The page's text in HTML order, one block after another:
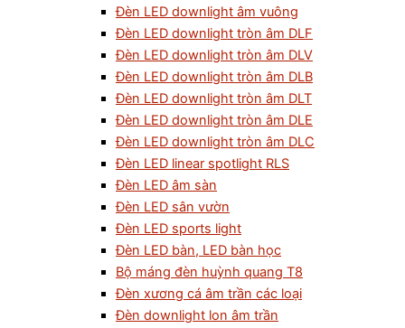
Đèn LED downlight âm vuông
Đèn LED downlight tròn âm DLF
Đèn LED downlight tròn âm DLV
Đèn LED downlight tròn âm DLB
Đèn LED downlight tròn âm DLT
Đèn LED downlight tròn âm DLE
Đèn LED downlight tròn âm DLC
Đèn LED linear spotlight RLS
Đèn LED âm sàn
Đèn LED sân vườn
Đèn LED sports light
Đèn LED bàn, LED bàn học
Bộ máng đèn huỳnh quang T8
Đèn xương cá âm trần các loại
Đèn downlight lon âm trần